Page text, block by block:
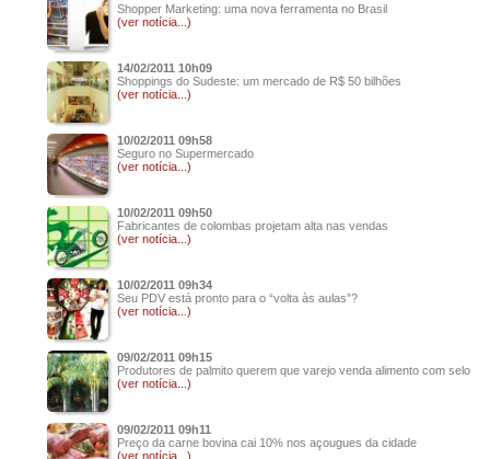
Shopper Marketing: uma nova ferramenta no Brasil
(ver notícia...)
14/02/2011 10h09
Shoppings do Sudeste: um mercado de R$ 50 bilhões
(ver notícia...)
10/02/2011 09h58
Seguro no Supermercado
(ver notícia...)
10/02/2011 09h50
Fabricantes de colombas projetam alta nas vendas
(ver notícia...)
10/02/2011 09h34
Seu PDV está pronto para o “volta às aulas”?
(ver notícia...)
09/02/2011 09h15
Produtores de palmito querem que varejo venda alimento com selo
(ver notícia...)
09/02/2011 09h11
Preço da carne bovina cai 10% nos açougues da cidade
(ver notícia...)